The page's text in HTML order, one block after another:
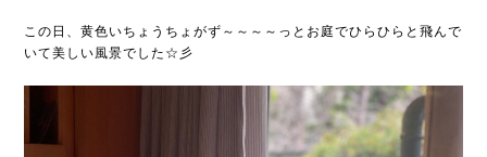
この日、黄色いちょうちょがず～～～～っとお庭でひらひらと飛んで
いて美しい風景でした☆彡